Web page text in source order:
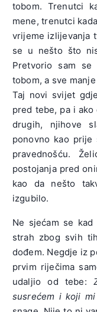
tobom. Trenutci
mene, trenutci
vrijeme izlijevanja
se u nešto što
Pretvorio sam
tobom, a sve
Taj novi svijet
pred tebe, pa i
drugih, njihove
ponovno kao prije
pravednošću.
postojanja pred
kao da nešto
izgubilo.
Ne sjećam se
strah zbog svih
dođem. Negdje iz
prvim riječima
udaljio od tebe:
susrećem i koji mi